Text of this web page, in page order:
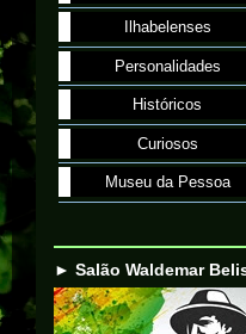
Ilhabelenses
Personalidades
Históricos
Curiosos
Museu da Pessoa
► Salão Waldemar